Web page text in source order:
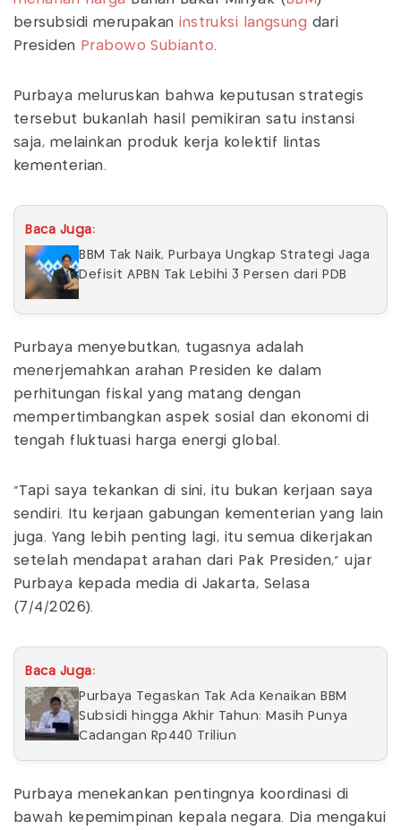
bersubsidi merupakaninstruksi langsung dari
Presiden Prabowo Subianto.
Purbaya meluruskan bahwa keputusan strategis
tersebut bukanlah hasil pemikiran satu instansi
saja, melainkan produk kerja kolektif lintas
kementerian.
Baca Juga:
BBM Tak Naik, Purbaya Ungkap Strategi Jaga
Defisit APBN Tak Lebihi 3 Persen dari PDB
Purbaya menyebutkan, tugasnya adalah
menerjemahkan arahan Presiden ke dalam
perhitungan fiskal yang matang dengan
mempertimbangkan aspek sosial dan ekonomi di
tengah fluktuasi harga energi global.
"Tapi saya tekankan di sini, itu bukan kerjaan saya
sendiri. Itu kerjaan gabungan kementerian yang lain
juga. Yang lebih penting lagi, itu semua dikerjakan
setelah mendapat arahan dari Pak Presiden," ujar
Purbaya kepada media di Jakarta, Selasa
(7/4/2026).
Baca Juga:
Purbaya Tegaskan Tak Ada Kenaikan BBM
Subsidi hingga Akhir Tahun: Masih Punya
Cadangan Rp440 Triliun
Purbaya menekankan pentingnya koordinasi di
bawah kepemimpinan kepala negara. Dia mengakui